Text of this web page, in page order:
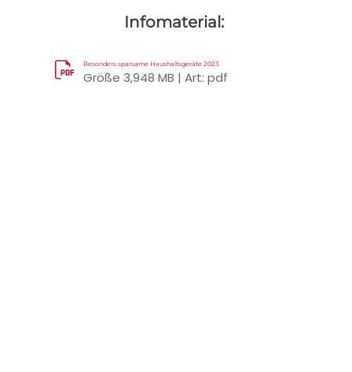
Infomaterial:
Besonders sparsame Haushaltsgeräte 2023
Größe 3,948 MB | Art: pdf